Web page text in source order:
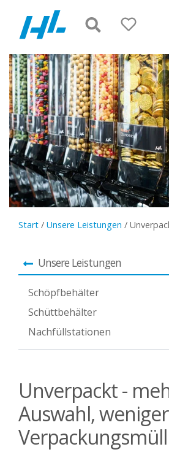
Start / Unsere Leistungen /
Unsere Leistungen
Schöpfbehälter
Schüttbehälter
Nachfüllstationen
Unverpackt -
Auswahl, weniger
Verpackungsmüll